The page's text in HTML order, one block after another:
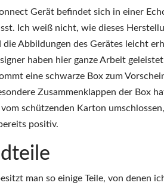
Gerät befindet sich in einer
Ich weiß nicht, wie dieses
die Abbildungen des Gerätes leicht
haben hier ganze Arbeit
eine schwarze Box zum
Zusammenklappen der Box
schützenden Karton
positiv.
man so einige Teile, von denen